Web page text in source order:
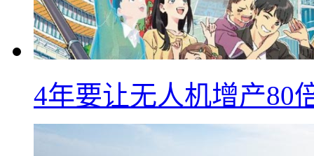
4年要让无人机增产80